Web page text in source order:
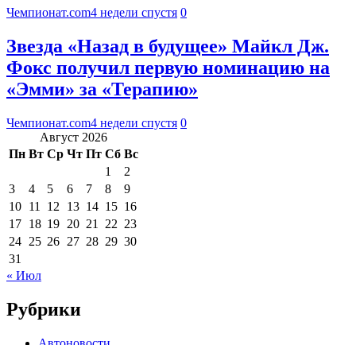
Чемпионат.com4 недели спустя 0
Звезда «Назад в будущее» Майкл Дж.
Фокс получил первую номинацию на
«Эмми» за «Терапию»
Чемпионат.com4 недели спустя 0
Август 2026
Пн Вт Ср Чт Пт Сб Вс
1
2
3
4 5 6 7 8
9
10 11 12 13 14 15 16
17 18 19 20 21 22 23
24 25 26 27 28 29 30
31
« Июл
Рубрики